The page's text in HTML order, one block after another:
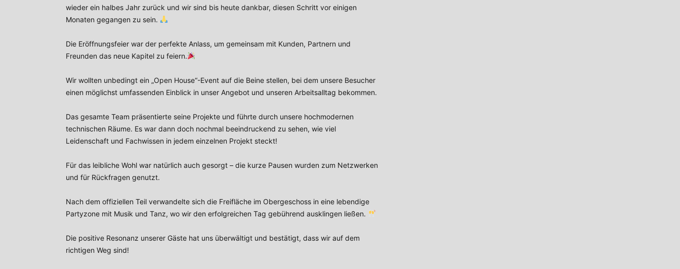
wieder ein halbes Jahr zurück und wir sind bis heute dankbar, diesen Schritt vor einigen
Monaten gegangen zu sein.
Die Eröffnungsfeier war der perfekte Anlass, um gemeinsam mit Kunden, Partnern und
Freunden das neue Kapitel zu feiern.
Wir wollten unbedingt ein „Open House“-Event auf die Beine stellen, bei dem unsere Besucher
einen möglichst umfassenden Einblick in unser Angebot und unseren Arbeitsalltag bekommen.
Das gesamte Team präsentierte seine Projekte und führte durch unsere hochmodernen
technischen Räume. Es war dann doch nochmal beeindruckend zu sehen, wie viel
Leidenschaft und Fachwissen in jedem einzelnen Projekt steckt!
Für das leibliche Wohl war natürlich auch gesorgt – die kurze Pausen wurden zum Netzwerken
und für Rückfragen genutzt.
Nach dem offiziellen Teil verwandelte sich die Freifläche im Obergeschoss in eine lebendige
Partyzone mit Musik und Tanz, wo wir den erfolgreichen Tag gebührend ausklingen ließen.
Die positive Resonanz unserer Gäste hat uns überwältigt und bestätigt, dass wir auf dem
richtigen Weg sind!